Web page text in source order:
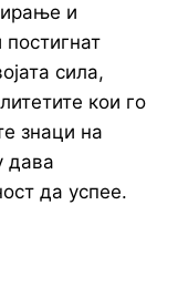
и
сила,
кои го
знаци на
дава
да успее.